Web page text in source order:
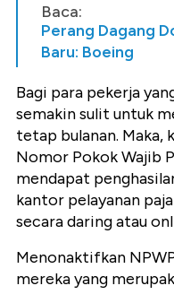
Baca:
Perang Dagang
Baru: Boeing
Bagi para pekerja
semakin sulit untuk
tetap bulanan.
Nomor Pokok Wajib
mendapat
kantor pelayanan
secara daring atau
Menonaktifkan
mereka yang